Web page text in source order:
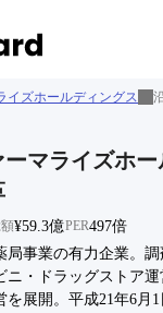
イズホールディングス
ーマライズホ
¥59.3億PER497倍
局事業の有力企業。
ニ・ドラッグストア
を展開。平成21年6月